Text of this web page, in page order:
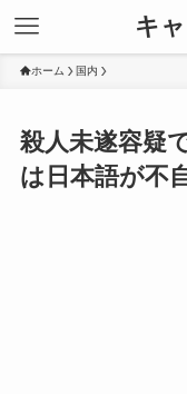
キ
ホーム 国内
殺人未遂容疑
は日本語が不